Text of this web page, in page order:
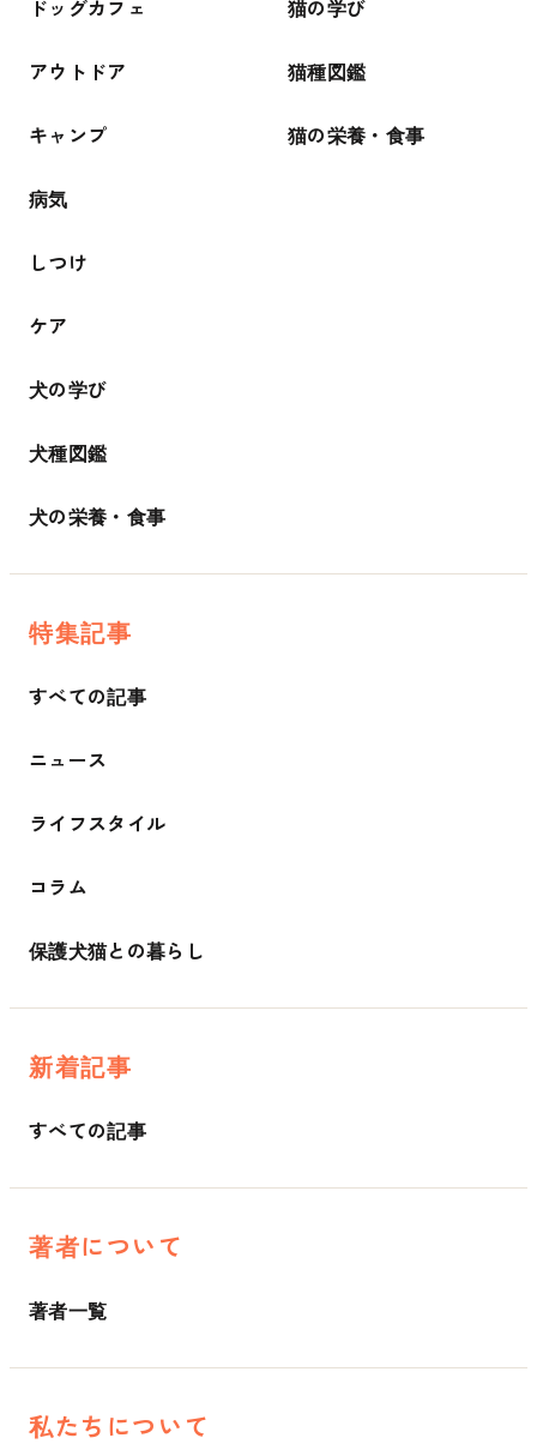
ドッグカフェ
アウトドア
キャンプ
病気
しつけ
ケア
犬の学び
犬種図鑑
犬の栄養・食事
猫の学び
猫種図鑑
猫の栄養・食事
特集記事
すべての記事
ニュース
ライフスタイル
コラム
保護犬猫との暮らし
新着記事
すべての記事
著者について
著者一覧
私たちについて